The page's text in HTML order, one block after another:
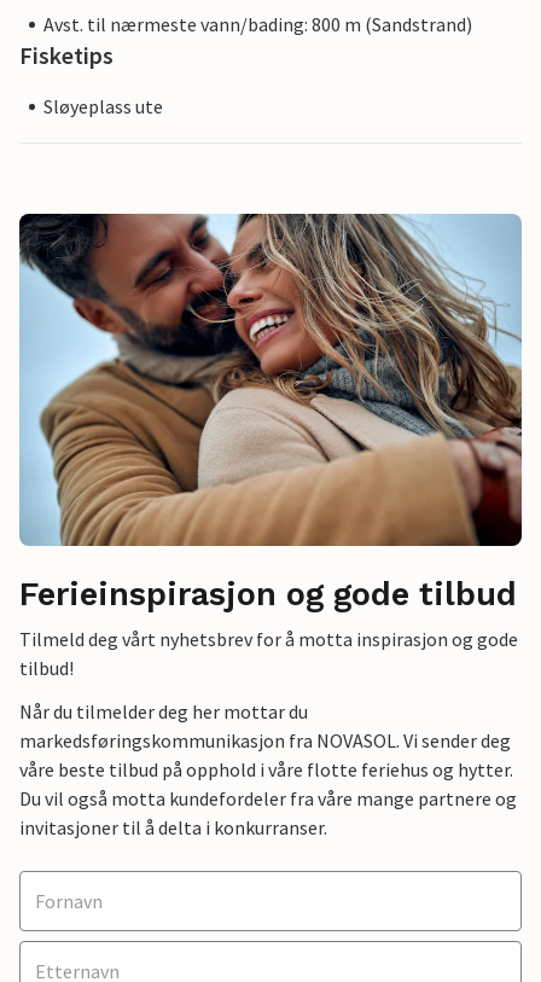
Avst. til nærmeste vann/bading: 800 m (Sandstrand)
Fisketips
Sløyeplass ute
Ferieinspirasjon og gode tilbud
Tilmeld deg vårt nyhetsbrev for å motta inspirasjon og gode
tilbud!
Når du tilmelder deg her mottar du
markedsføringskommunikasjon fra NOVASOL. Vi sender deg
våre beste tilbud på opphold i våre flotte feriehus og hytter.
Du vil også motta kundefordeler fra våre mange partnere og
invitasjoner til å delta i konkurranser.